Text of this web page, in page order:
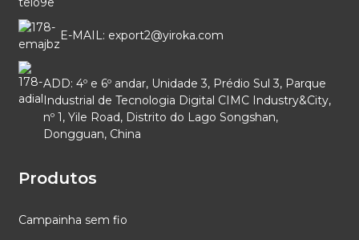
E-MAIL: export2@yiroka.com
ADD: 4º e 6º andar, Unidade 3, Prédio Sul 3, Parque
Industrial de Tecnologia Digital CIMC Industry&City,
nº 1, Yile Road, Distrito do Lago Songshan,
Dongguan, China
Produtos
Campainha sem fio